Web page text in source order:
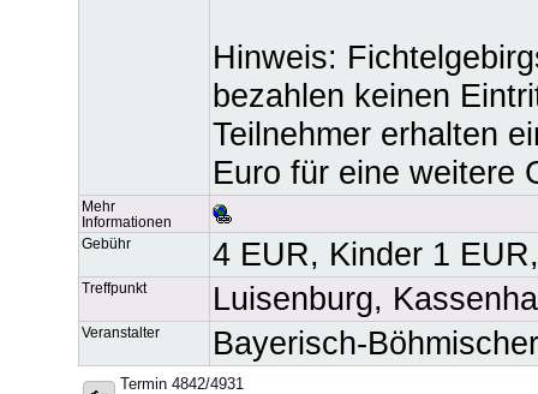
Hinweis:
bezahlen keinen
Teilnehmer erhalten
Euro für eine weitere
Mehr
Informationen
Gebühr
4 EUR, Kinder 1
Treffpunkt Luisenburg,
Veranstalter Bayerisch-
Termin 4842/4931